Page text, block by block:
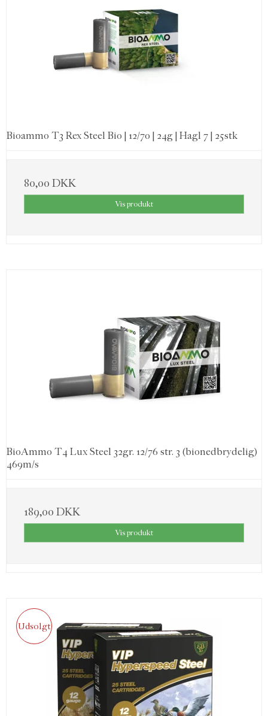
Bioammo T3 Rex Steel Bio | 12/70 | 24g | Hagl 7 | 25stk
80,00 DKK
Vis produkt
BioAmmo T4 Lux Steel 32gr. 12/76 str. 3 (bionedbrydelig)
469m/s
189,00 DKK
Vis produkt
Udsolgt